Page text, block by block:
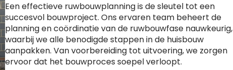
Een effectieve ruwbouwplanning is de sleutel tot een
succesvol bouwproject. Ons ervaren team beheert de
planning en coördinatie van de ruwbouwfase nauwkeurig,
waarbij we alle benodigde stappen in de huisbouw
aanpakken. Van voorbereiding tot uitvoering, we zorgen
ervoor dat het bouwproces soepel verloopt.